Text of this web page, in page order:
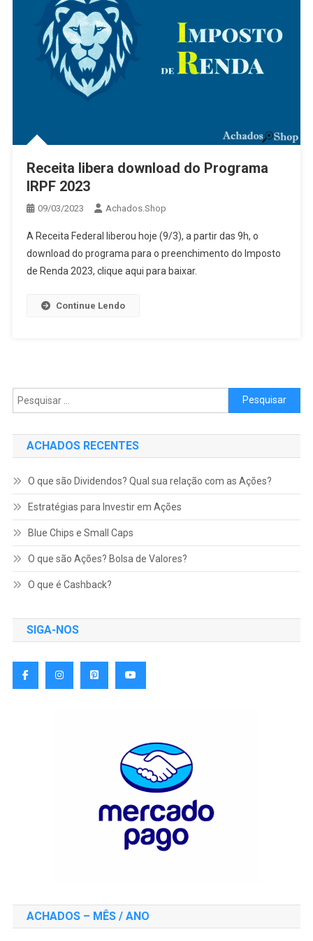
Receita libera download do Programa
IRPF 2023
09/03/2023 Achados.Shop
A Receita Federal liberou hoje (9/3), a partir das 9h, o
download do programa para o preenchimento do Imposto
de Renda 2023, clique aqui para baixar.
Continue Lendo
Pesquisar por:
ACHADOS RECENTES
O que são Dividendos? Qual sua relação com as Ações?
Estratégias para Investir em Ações
Blue Chips e Small Caps
O que são Ações? Bolsa de Valores?
O que é Cashback?
SIGA-NOS
ACHADOS – MÊS / ANO